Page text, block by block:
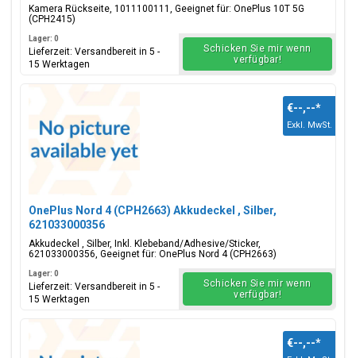
Kamera Rückseite, 1011100111, Geeignet für: OnePlus 10T 5G
(CPH2415)
Lager: 0
Lieferzeit: Versandbereit in 5 -
15 Werktagen
Schicken Sie mir wenn
verfügbar!
OnePlus Nord 4 (CPH2663) Akkudeckel , Silber,
621033000356
Akkudeckel , Silber, Inkl. Klebeband/Adhesive/Sticker,
621033000356, Geeignet für: OnePlus Nord 4 (CPH2663)
€--,--*
Exkl. MwSt.
Lager: 0
Lieferzeit: Versandbereit in 5 -
15 Werktagen
Schicken Sie mir wenn
verfügbar!
€--,--*